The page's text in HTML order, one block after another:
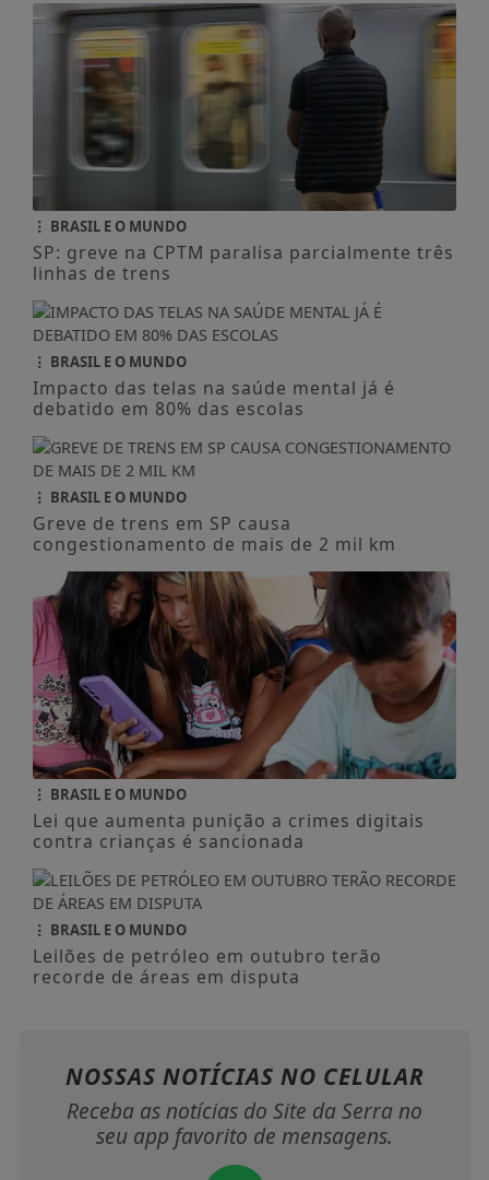
BRASIL E O MUNDO
SP: greve na CPTM paralisa parcialmente três
linhas de trens
BRASIL E O MUNDO
Impacto das telas na saúde mental já é
debatido em 80% das escolas
BRASIL E O MUNDO
Greve de trens em SP causa
congestionamento de mais de 2 mil km
BRASIL E O MUNDO
Lei que aumenta punição a crimes digitais
contra crianças é sancionada
BRASIL E O MUNDO
Leilões de petróleo em outubro terão
recorde de áreas em disputa
NOSSAS NOTÍCIAS NO CELULAR
Receba as notícias do Site da Serra no
seu app favorito de mensagens.